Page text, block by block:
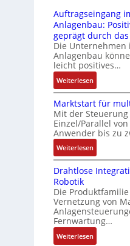
s
i
c
h
f
l
e
x
i
b
e
l
f
ü
r
i
e
A
n
w
i
e
n
4
G
u
n
d
5
G
a
u
f
e
n
R
a
s
Z
e
r
t
i
i
e
r
n
g
e
s
t
ä
t
u
c
k
a
u
s
g
l
e
i
c
h
s
e
m
e
n
t
Auftragseingang
Anlagenbau:
geprägt durch
Die
Anlagenbau
leicht positives…
Weiterlesen:
A
u
f
t
r
a
g
s
i
n
g
a
n
Marktstart für
Mit der
Einzel/Parallel
Anwender bis zu
Weiterlesen:
M
a
k
t
s
t
a
Drahtlose
Robotik
Die
Vernetzung von
Fernwartung…
Weiterlesen: